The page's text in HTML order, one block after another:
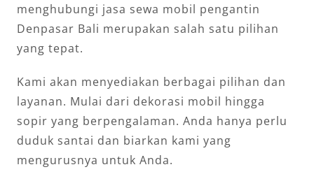
menghubungi jasa sewa mobil pengantin
Denpasar Bali merupakan salah satu pilihan
yang tepat.
Kami akan menyediakan berbagai pilihan dan
layanan. Mulai dari dekorasi mobil hingga
sopir yang berpengalaman. Anda hanya perlu
duduk santai dan biarkan kami yang
mengurusnya untuk Anda.